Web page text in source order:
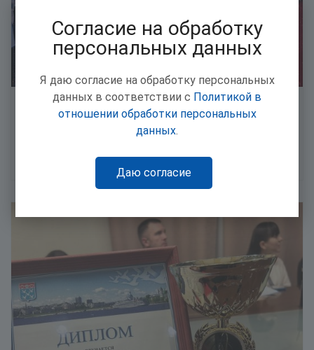
Мисс Союза машиностроителей стала
сотрудница Чебоксарского агрегатного
завода - Мария Васильева
6 марта 2024 13:06
Согласие на обработку
персональных данных
Я даю согласие на обработку персональных
данных в соответствии с Политикой в
отношении обработки персональных
данных.
Даю согласие